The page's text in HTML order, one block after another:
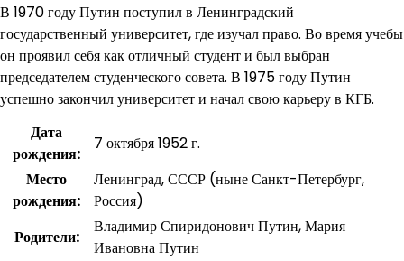
В 1970 году Путин поступил в Ленинградский
государственный университет, где изучал право. Во время учебы
он проявил себя как отличный студент и был выбран
председателем студенческого совета. В 1975 году Путин
успешно закончил университет и начал свою карьеру в КГБ.
Дата
рождения:
7 октября 1952 г.
Место
рождения:
Ленинград, СССР (ныне Санкт-Петербург,
Россия)
Родители:
Владимир Спиридонович Путин, Мария
Ивановна Путин